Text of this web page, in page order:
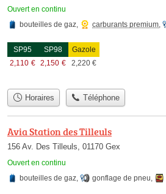
Ouvert en continu
bouteilles de gaz, carburants premium,
SP95
2,110 €
SP98
2,150 €
Gazole
2,220 €
Horaires Téléphone
Avia Station des Tilleuls
156 Av. Des Tilleuls, 01170 Gex
Ouvert en continu
bouteilles de gaz gonflage de pneu